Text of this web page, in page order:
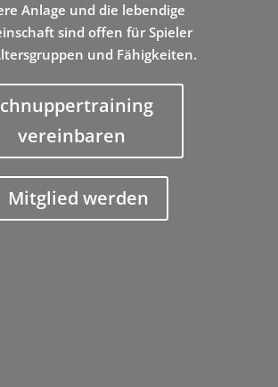
Anlage und die lebendige
sind offen für Spieler
und Fähigkeiten.
vereinbaren
Mitglied werden